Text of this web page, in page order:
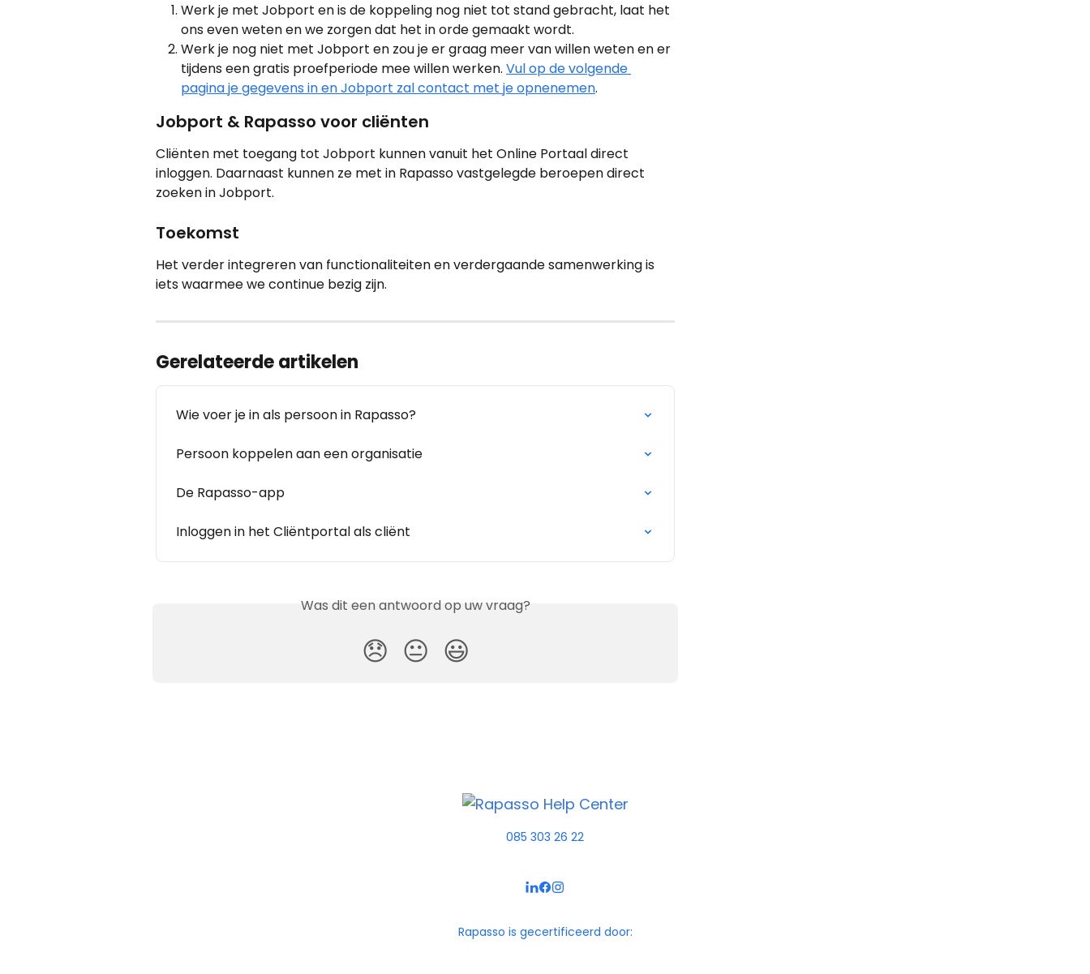
Werk je met Jobport en is de koppeling nog niet tot stand gebracht, laat het
ons even weten en we zorgen dat het in orde gemaakt wordt.
Werk je nog niet met Jobport en zou je er graag meer van willen weten en er
tijdens een gratis proefperiode mee willen werken. Vul op de volgende
pagina je gegevens in en Jobport zal contact met je opnenemen.
Jobport & Rapasso voor cliënten
Cliënten met toegang tot Jobport kunnen vanuit het Online Portaal direct
inloggen. Daarnaast kunnen ze met in Rapasso vastgelegde beroepen direct
zoeken in Jobport.
Toekomst
Het verder integreren van functionaliteiten en verdergaande samenwerking is
iets waarmee we continue bezig zijn.
Gerelateerde artikelen
Wie voer je in als persoon in Rapasso?
Persoon koppelen aan een organisatie
De Rapasso-app
Inloggen in het Cliëntportal als cliënt
Was dit een antwoord op uw vraag?
😞 😐 😃
085 303 26 22
Rapasso is gecertificeerd door: